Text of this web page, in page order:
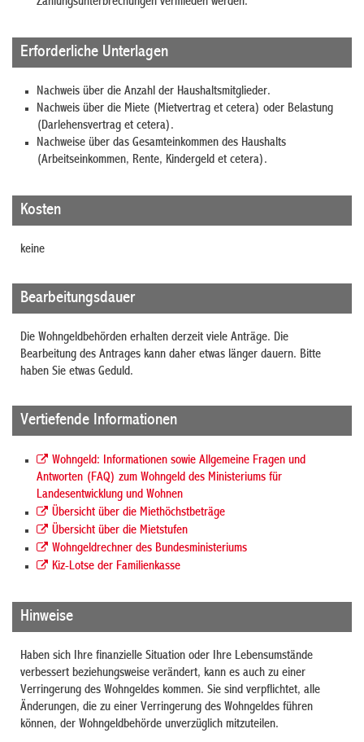
Erforderliche Unterlagen
Nachweis über die Anzahl der Haushaltsmitglieder.
Nachweis über die Miete (Mietvertrag et cetera) oder Belastung
(Darlehensvertrag et cetera).
Nachweise über das Gesamteinkommen des Haushalts
(Arbeitseinkommen, Rente, Kindergeld et cetera).
Kosten
keine
Bearbeitungsdauer
Die Wohngeldbehörden erhalten derzeit viele Anträge. Die
Bearbeitung des Antrages kann daher etwas länger dauern. Bitte
haben Sie etwas Geduld.
Vertiefende Informationen
Wohngeld: Informationen sowie Allgemeine Fragen und
Antworten (FAQ) zum Wohngeld des Ministeriums für
Landesentwicklung und Wohnen
Übersicht über die Miethöchstbeträge
Übersicht über die Mietstufen
Wohngeldrechner des Bundesministeriums
Kiz-Lotse der Familienkasse
Hinweise
Haben sich Ihre finanzielle Situation oder Ihre Lebensumstände
verbessert beziehungsweise verändert, kann es auch zu einer
Verringerung des Wohngeldes kommen. Sie sind verpflichtet, alle
Änderungen, die zu einer Verringerung des Wohngeldes führen
können, der Wohngeldbehörde unverzüglich mitzuteilen.